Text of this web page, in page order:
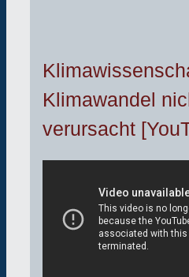
Klimawandel
verursacht